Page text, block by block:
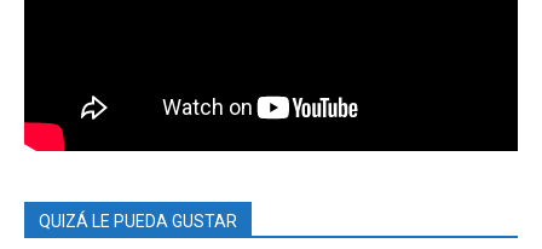
QUIZÁ LE PUEDA GUSTAR